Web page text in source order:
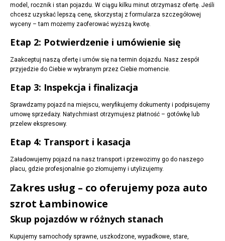
model, rocznik i stan pojazdu. W ciągu kilku minut otrzymasz ofertę. Jeśli
chcesz uzyskać lepszą cenę, skorzystaj z formularza szczegółowej
wyceny – tam możemy zaoferować wyższą kwotę.
Etap 2: Potwierdzenie i umówienie się
Zaakceptuj naszą ofertę i umów się na termin dojazdu. Nasz zespół
przyjedzie do Ciebie w wybranym przez Ciebie momencie.
Etap 3: Inspekcja i finalizacja
Sprawdzamy pojazd na miejscu, weryfikujemy dokumenty i podpisujemy
umowę sprzedaży. Natychmiast otrzymujesz płatność – gotówkę lub
przelew ekspresowy.
Etap 4: Transport i kasacja
Załadowujemy pojazd na nasz transport i przewozimy go do naszego
placu, gdzie profesjonalnie go złomujemy i utylizujemy.
Zakres usług – co oferujemy poza auto
szrot Łambinowice
Skup pojazdów w różnych stanach
Kupujemy samochody sprawne, uszkodzone, wypadkowe, stare,